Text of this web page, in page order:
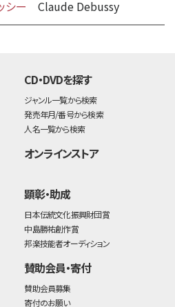
シー Claude Debussy
CD・DVDを探す
ジャンル一覧から検索
発売年月/番号から検索
人名一覧から検索
オンラインストア
顕彰・助成
日本伝統文化振興財団賞
中島勝祐創作賞
邦楽技能者オーディション
賛助会員・寄付
賛助会員募集
寄付のお願い